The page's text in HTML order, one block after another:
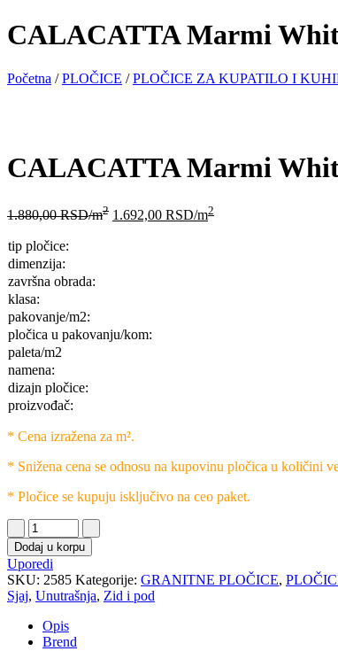
CALACATTA Marmi
Početna /PLOČICE /PLOČICE ZA KUPATILO I
CALACATTA Marmi
1.880,00RSD/m2 1.692,00 RSD/m2
tip pločice:
dimenzija:
završna obrada:
klasa:
pakovanje/m2:
pločica u pakovanju/kom:
paleta/m2
namena:
dizajn pločice:
proizvođač:
* Cena izražena za m².
* Snižena cena se odnosu na kupovinu pločica u količini
* Pločice se kupuju isključivo na ceo paket.
Dodaj u korpu
Uporedi
SKU: 2585 Kategorije: GRANITNE PLOČICE,
Sjaj, Unutrašnja, Zid i pod
Opis
Brend